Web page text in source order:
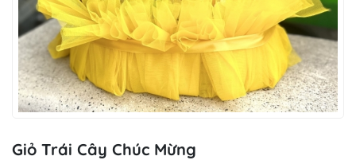
Giỏ Trái Cây Chúc Mừng